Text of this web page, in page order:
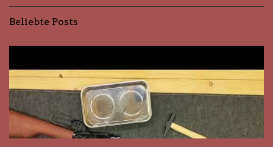
Beliebte Posts